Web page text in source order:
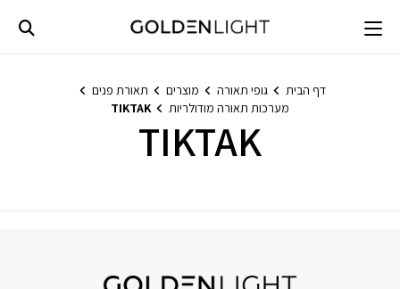
content
דף הבית גופי תאורה מוצרים
תאורת פנים
מערכות תאורה מודולריות
TIKTAK
TIKTAK